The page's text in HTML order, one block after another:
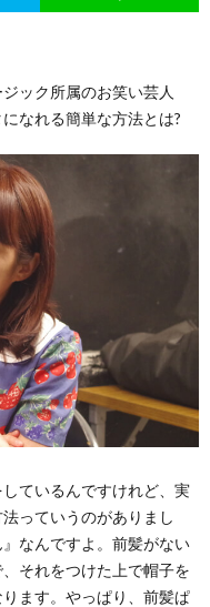
ト
ト
ュ
芸
ック所属のお笑い芸人
なれる簡単な方法とは?
ているんですけれど、実
っていうのがありまし
なんですよ。前髪がない
それをつけた上で帽子を
ます。やっぱり、前髪ぱ